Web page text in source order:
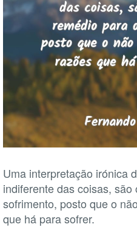
Uma interpretação irónica
indiferente das coisas,
sofrimento, posto que o
que há para sofrer.